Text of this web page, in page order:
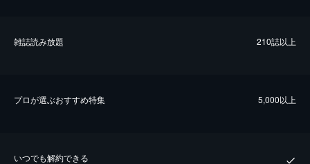
雑誌読み放題 210誌以上
プロが選ぶおすすめ特集 5,000以上
いつでも解約できる